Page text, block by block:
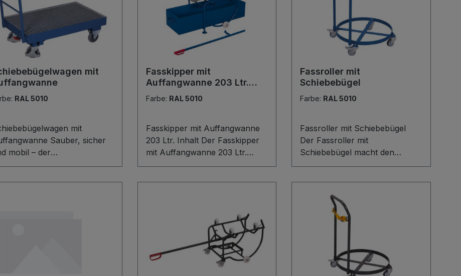
mit
RAL 5010
mit
Sauber, sicher
mobil – der
mit
Fasskipper mit
Auffangwanne 203 Ltr.
Inhalt
Farbe: RAL 5010
Fasskipper mit Auffangwanne
203 Ltr. Inhalt Der Fasskipper
mit Auffangwanne 203 Ltr.
bietet maximale Sicherheit beim
Stahlschweißkonstruktion mit
großer Auffangwanne (203 Ltr.)
schützt zuverlässig vor
Leckagen und hält Ihren
Arbeitsplatz sauber. Eine
Fassroller mit
Schiebebügel
Farbe: RAL 5010
Fassroller mit Schiebebügel
Der Fassroller mit
Schiebebügel macht den
Transport von 200-Liter-
wendig. Die stabile
Schweißkonstruktion aus
Flachstahl mit 40 mm
während verschraubter
Schiebebügel und
Textilspanngurt das Fass